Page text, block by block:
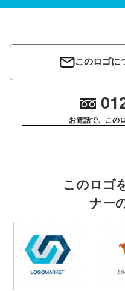
このロゴに
お電話で、この
このロゴ
ナー